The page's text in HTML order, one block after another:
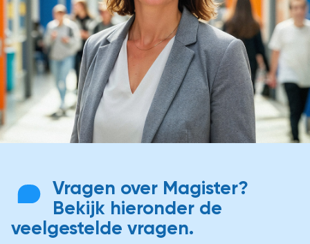
Vragen over Magister?
Bekijk hieronder de
veelgestelde vragen.